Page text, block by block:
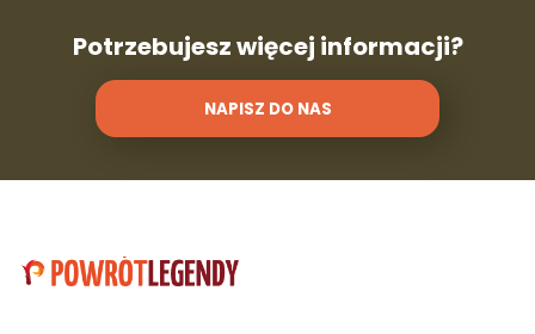
Potrzebujesz więcej informacji?
NAPISZ DO NAS